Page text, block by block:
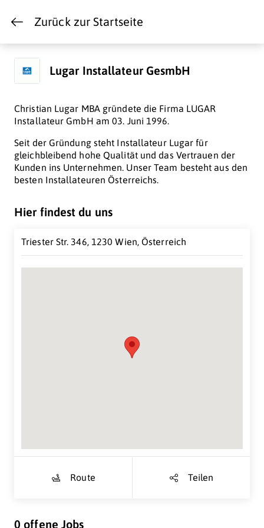
Zurück zur Startseite
Lugar Installateur GesmbH
Christian Lugar MBA gründete die Firma LUGAR
Installateur GmbH am 03. Juni 1996.
Seit der Gründung steht Installateur Lugar für
gleichbleibend hohe Qualität und das Vertrauen der
Kunden ins Unternehmen. Unser Team besteht aus den
besten Installateuren Österreichs.
Hier findest du uns
Triester Str. 346, 1230 Wien, Österreich
Route Teilen
0 offene Jobs